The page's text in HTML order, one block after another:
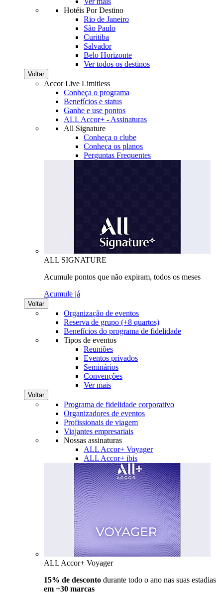
Hotéis Por Destino
Rio de Janeiro
São Paulo
Curitiba
Salvador
Belo Horizonte
Ver todos os destinos
Voltar
Accor Live Limitless
Conheça o programa
Benefícios e status
Ganhe e use pontos
ALL Accor+ - Assinaturas
All Signature
Conheça o clube
Conheça os planos
Perguntas Frequentes
ALL SIGNATURE
Acumule pontos que não expiram, todos os meses
Acumule já
Voltar
Organização de eventos
Reserva de grupo (+8 quartos)
Benefícios do programa de fidelidade
Tipos de eventos
Reuniões
Eventos privados
Seminários
Convenções
Ver mais
Voltar
Programa de fidelidade corporativo
Organizadores de eventos
Profissionais de viagem
Viajantes empresariais
Nossas assinaturas
ALL Accor+ Voyager
ALL Accor+ ibis
ALL Accor+ Voyager
15% de desconto durante todo o ano nas suas estadias
em +30 marcas